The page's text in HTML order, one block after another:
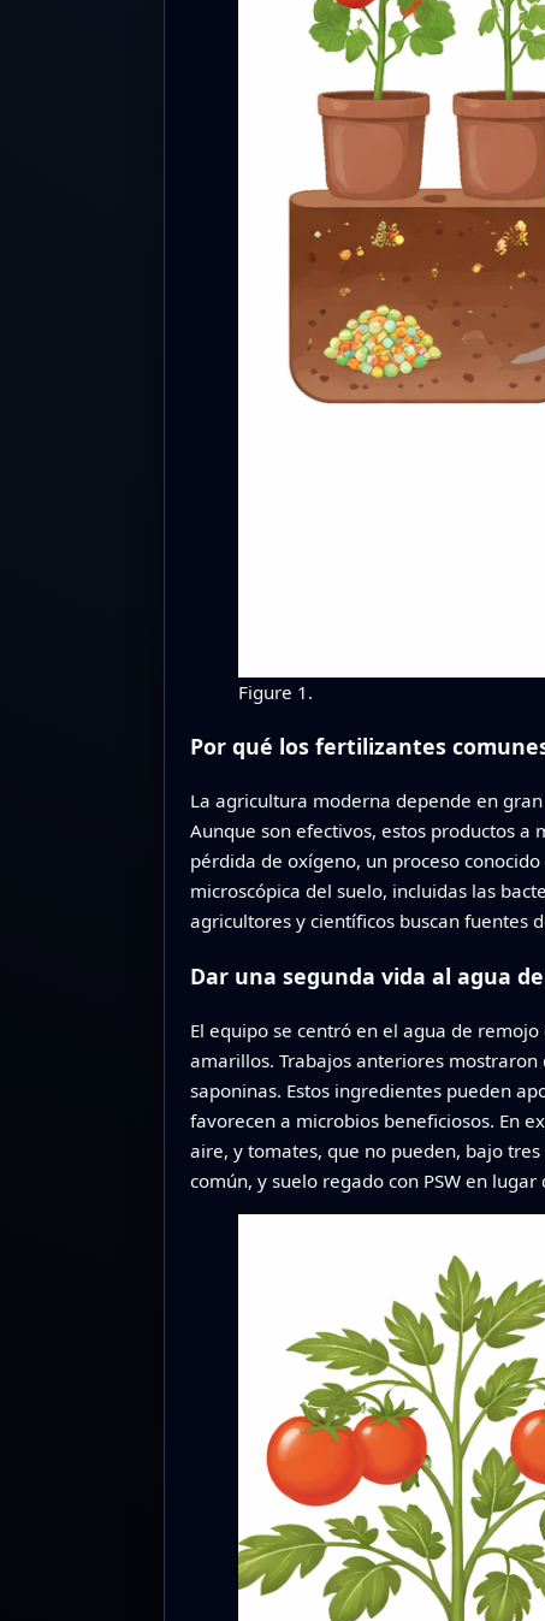
Figure 1.
Por qué los fertilizantes
La agricultura moderna depende en
Aunque son efectivos, estos productos
pérdida de oxígeno, un proceso
microscópica del suelo, incluidas las
agricultores y científicos buscan fuentes
Dar una segunda vida al agua
El equipo se centró en el agua de
amarillos. Trabajos anteriores
saponinas. Estos ingredientes pueden
favorecen a microbios beneficiosos. En
aire, y tomates, que no pueden, bajo
común, y suelo regado con PSW en